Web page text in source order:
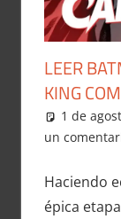
LEER
KING
1 de
un
Haciendo
épica